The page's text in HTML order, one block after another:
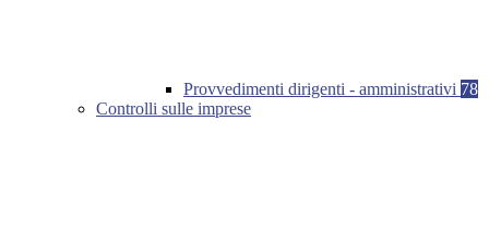
Provvedimenti dirigenti - amministrativi 78
Controlli sulle imprese